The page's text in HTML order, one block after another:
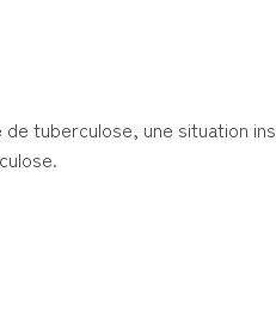
tuberculose, une situation